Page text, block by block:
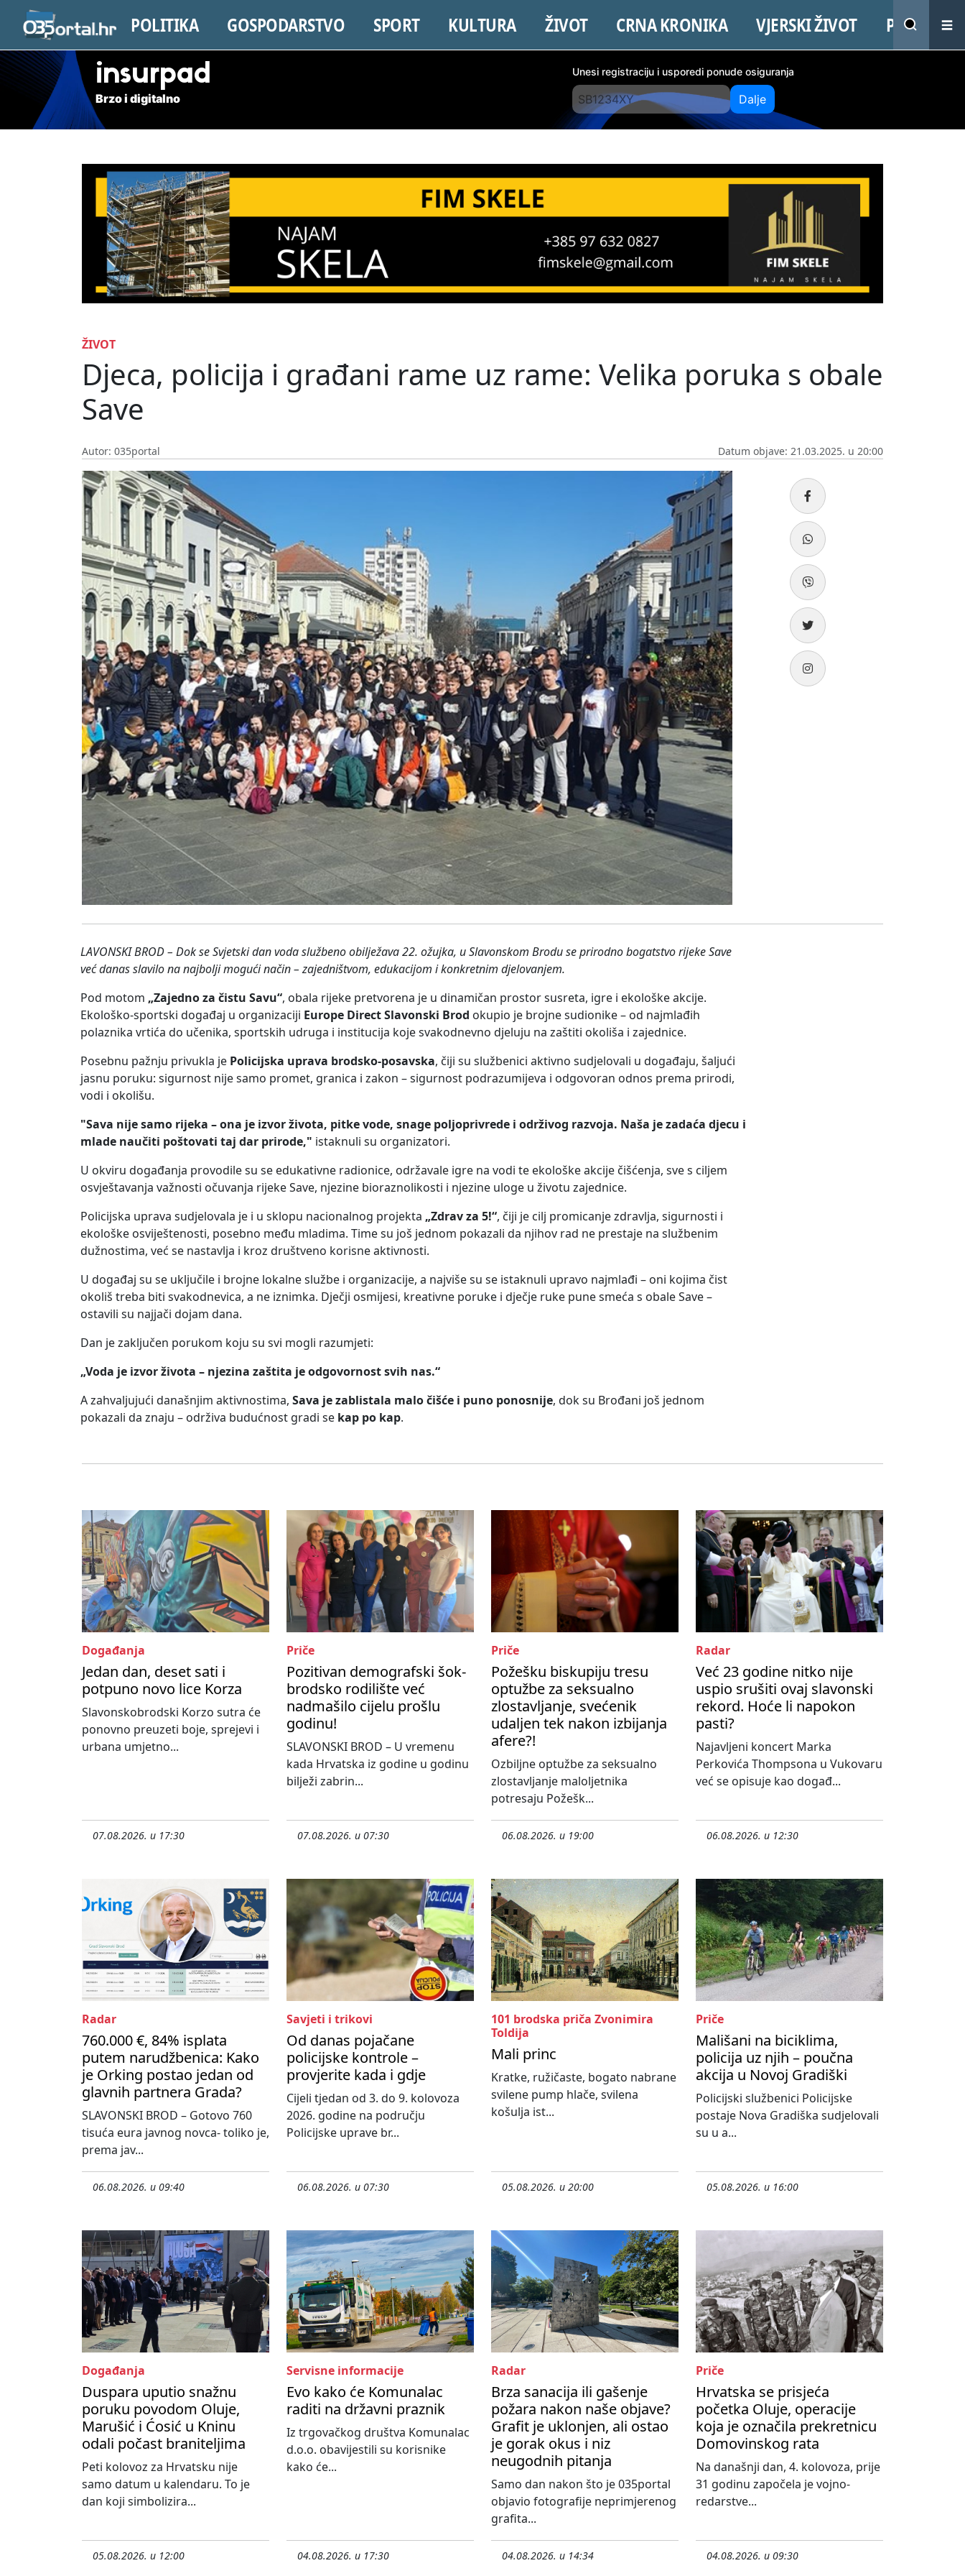
POLITIKA GOSPODARSTVO SPORT KULTURA ŽIVOT CRNA KRONIKA VJERSKI ŽIVOT PROMO
insurpad
Brzo i digitalno
Unesi registraciju i usporedi ponude osiguranja
Dalje
ŽIVOT
Djeca, policija i građani rame uz rame: Velika poruka s obale
Save
Autor: 035portal Datum objave: 21.03.2025. u 20:00
LAVONSKI BROD – Dok se Svjetski dan voda službeno obilježava 22. ožujka, u Slavonskom Brodu se prirodno bogatstvo rijeke Save
već danas slavilo na najbolji mogući način – zajedništvom, edukacijom i konkretnim djelovanjem.
Pod motom „Zajedno za čistu Savu“, obala rijeke pretvorena je u dinamičan prostor susreta, igre i ekološke akcije.
Ekološko-sportski događaj u organizaciji Europe Direct Slavonski Brod okupio je brojne sudionike – od najmlađih
polaznika vrtića do učenika, sportskih udruga i institucija koje svakodnevno djeluju na zaštiti okoliša i zajednice.
Posebnu pažnju privukla je Policijska uprava brodsko-posavska, čiji su službenici aktivno sudjelovali u događaju, šaljući
jasnu poruku: sigurnost nije samo promet, granica i zakon – sigurnost podrazumijeva i odgovoran odnos prema prirodi,
vodi i okolišu.
"Sava nije samo rijeka – ona je izvor života, pitke vode, snage poljoprivrede i održivog razvoja. Naša je zadaća djecu i
mlade naučiti poštovati taj dar prirode," istaknuli su organizatori.
U okviru događanja provodile su se edukativne radionice, održavale igre na vodi te ekološke akcije čišćenja, sve s ciljem
osvještavanja važnosti očuvanja rijeke Save, njezine bioraznolikosti i njezine uloge u životu zajednice.
Policijska uprava sudjelovala je i u sklopu nacionalnog projekta „Zdrav za 5!“, čiji je cilj promicanje zdravlja, sigurnosti i
ekološke osviještenosti, posebno među mladima. Time su još jednom pokazali da njihov rad ne prestaje na službenim
dužnostima, već se nastavlja i kroz društveno korisne aktivnosti.
U događaj su se uključile i brojne lokalne službe i organizacije, a najviše su se istaknuli upravo najmlađi – oni kojima čist
okoliš treba biti svakodnevica, a ne iznimka. Dječji osmijesi, kreativne poruke i dječje ruke pune smeća s obale Save –
ostavili su najjači dojam dana.
Dan je zaključen porukom koju su svi mogli razumjeti:
„Voda je izvor života – njezina zaštita je odgovornost svih nas.“
A zahvaljujući današnjim aktivnostima, Sava je zablistala malo čišće i puno ponosnije, dok su Brođani još jednom
pokazali da znaju – održiva budućnost gradi se kap po kap.
Događanja
Jedan dan, deset sati i
potpuno novo lice Korza
Slavonskobrodski Korzo sutra će
ponovno preuzeti boje, sprejevi i
urbana umjetno...
07.08.2026. u 17:30
Priče
Pozitivan demografski šok-
brodsko rodilište već
nadmašilo cijelu prošlu
godinu!
SLAVONSKI BROD – U vremenu
kada Hrvatska iz godine u godinu
bilježi zabrin...
07.08.2026. u 07:30
Priče
Požešku biskupiju tresu
optužbe za seksualno
zlostavljanje, svećenik
udaljen tek nakon izbijanja
afere?!
Ozbiljne optužbe za seksualno
zlostavljanje maloljetnika
potresaju Požešk...
06.08.2026. u 19:00
Radar
Već 23 godine nitko nije
uspio srušiti ovaj slavonski
rekord. Hoće li napokon
pasti?
Najavljeni koncert Marka
Perkovića Thompsona u Vukovaru
već se opisuje kao događ...
06.08.2026. u 12:30
Radar
760.000 €, 84% isplata
putem narudžbenica: Kako
je Orking postao jedan od
glavnih partnera Grada?
SLAVONSKI BROD – Gotovo 760
tisuća eura javnog novca- toliko je,
prema jav...
06.08.2026. u 09:40
Savjeti i trikovi
Od danas pojačane
policijske kontrole –
provjerite kada i gdje
Cijeli tjedan od 3. do 9. kolovoza
2026. godine na području
Policijske uprave br...
06.08.2026. u 07:30
101 brodska priča Zvonimira
Toldija
Mali princ
Kratke, ružičaste, bogato nabrane
svilene pump hlače, svilena
košulja ist...
05.08.2026. u 20:00
Priče
Mališani na biciklima,
policija uz njih – poučna
akcija u Novoj Gradiški
Policijski službenici Policijske
postaje Nova Gradiška sudjelovali
su u a...
05.08.2026. u 16:00
Događanja
Duspara uputio snažnu
poruku povodom Oluje,
Marušić i Ćosić u Kninu
odali počast braniteljima
Peti kolovoz za Hrvatsku nije
samo datum u kalendaru. To je
dan koji simbolizira...
05.08.2026. u 12:00
Servisne informacije
Evo kako će Komunalac
raditi na državni praznik
Iz trgovačkog društva Komunalac
d.o.o. obavijestili su korisnike
kako će...
04.08.2026. u 17:30
Radar
Brza sanacija ili gašenje
požara nakon naše objave?
Grafit je uklonjen, ali ostao
je gorak okus i niz
neugodnih pitanja
Samo dan nakon što je 035portal
objavio fotografije neprimjerenog
grafita...
04.08.2026. u 14:34
Priče
Hrvatska se prisjeća
početka Oluje, operacije
koja je označila prekretnicu
Domovinskog rata
Na današnji dan, 4. kolovoza, prije
31 godinu započela je vojno-
redarstve...
04.08.2026. u 09:30